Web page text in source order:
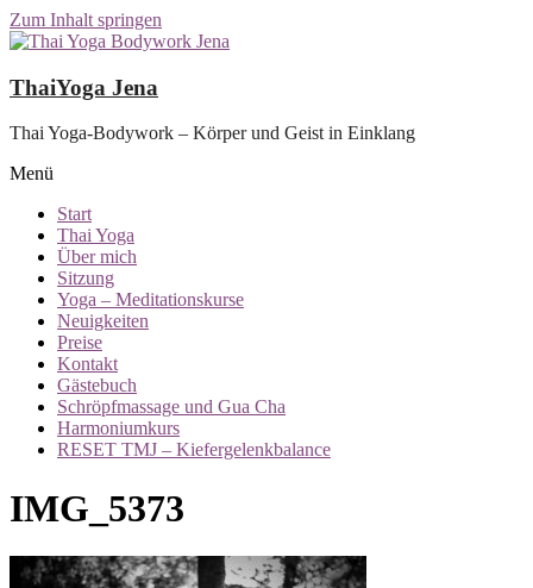
Zum Inhalt springen
ThaiYoga Jena
Thai Yoga-Bodywork – Körper und Geist in Einklang
Menü
Start
Thai Yoga
Über mich
Sitzung
Yoga – Meditationskurse
Neuigkeiten
Preise
Kontakt
Gästebuch
Schröpfmassage und Gua Cha
Harmoniumkurs
RESET TMJ – Kiefergelenkbalance
IMG_5373